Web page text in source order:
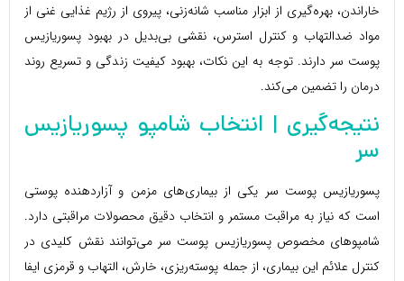
خاراندن، بهره‌گیری از ابزار مناسب شانه‌زنی، پیروی از رژیم غذایی غنی از
مواد ضدالتهاب و کنترل استرس، نقشی بی‌بدیل در بهبود پسوریازیس
پوست سر دارند. توجه به این نکات، بهبود کیفیت زندگی و تسریع روند
درمان را تضمین می‌کند.
نتیجه‌گیری | انتخاب شامپو پسوریازیس
سر
پسوریازیس پوست سر یکی از بیماری‌های مزمن و آزاردهنده پوستی
است که نیاز به مراقبت مستمر و انتخاب دقیق محصولات مراقبتی دارد.
شامپوهای مخصوص پسوریازیس پوست سر می‌توانند نقش کلیدی در
کنترل علائم این بیماری، از جمله پوسته‌ریزی، خارش، التهاب و قرمزی ایفا